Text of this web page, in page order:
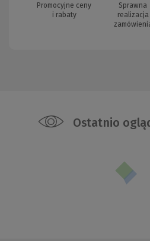
Promocyjne ceny
i rabaty
Sprawna
realizacja
Ostatnio